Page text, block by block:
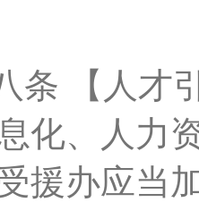
条
【人才
化、人力
援办应当